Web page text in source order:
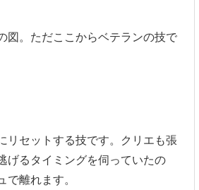
図。ただここからベテランの技で
リセットする技です。クリエも張
げるタイミングを伺っていたの
離れます。